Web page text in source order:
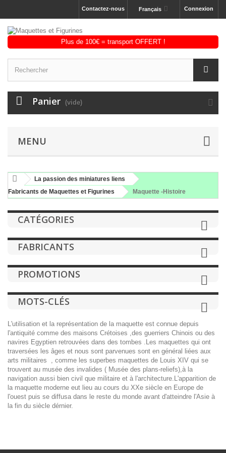
Connexion
Français
Contactez-nous
Panier (vide)
MENU
La passion des miniatures liens
Fabricants de Maquettes et Figurines
Maquette -Histoire
CATÉGORIES
FABRICANTS
PROMOTIONS
MOTS-CLÉS
L'utilisation et la représentation de la maquette est connue depuis
l'antiquité comme des maisons Crétoises ,des guerriers Chinois ou des
navires Egyptien retrouvées dans des tombes .Les maquettes qui ont
traversées les âges et nous sont parvenues sont en général liées aux
arts militaires , comme les superbes maquettes de Louis XIV qui se
trouvent au musée des invalides ( Musée des plans-reliefs),à la
navigation aussi bien civil que militaire et à l'architecture.L'apparition de
la maquette moderne eut lieu au cours du XXe siècle en Europe de
l'ouest puis se diffusa dans le reste du monde avant d'atteindre l'Asie à
la fin du siècle dérnier.